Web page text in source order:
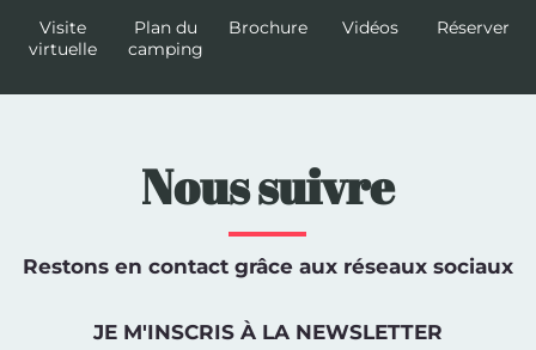
Visite
virtuelle
Plan du
camping
Brochure Vidéos Réserver
Nous suivre
Restons en contact grâce aux réseaux sociaux
JE M'INSCRIS À LA NEWSLETTER